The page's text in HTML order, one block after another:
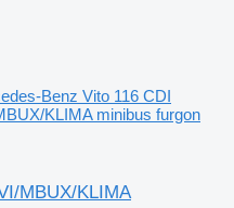
Benz Vito 116 CDI
KLIMA minibus furgon
MBUX/KLIMA